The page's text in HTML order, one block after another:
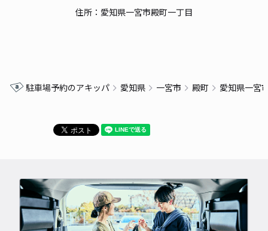
住所：愛知県一宮市殿町一丁目
駐車場予約のアキッパ 愛知県 一宮市 殿町 愛知県一宮